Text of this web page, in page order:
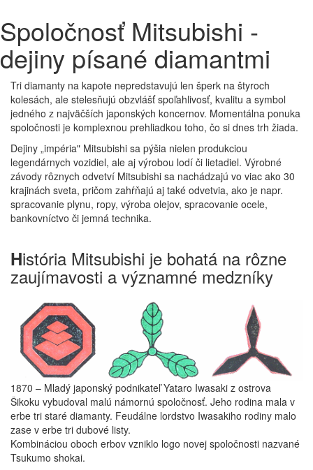
Spoločnosť Mitsubishi -
dejiny písané diamantmi
Tri diamanty na kapote nepredstavujú len šperk na štyroch
kolesách, ale stelesňujú obzvlášť spoľahlivosť, kvalitu a symbol
jedného z najväčších japonských koncernov. Momentálna ponuka
spoločnosti je komplexnou prehliadkou toho, čo si dnes trh žiada.
Dejiny „impéria" Mitsubishi sa pýšia nielen produkciou
legendárnych vozidiel, ale aj výrobou lodí či lietadiel. Výrobné
závody rôznych odvetví Mitsubishi sa nachádzajú vo viac ako 30
krajinách sveta, pričom zahŕňajú aj také odvetvia, ako je napr.
spracovanie plynu, ropy, výroba olejov, spracovanie ocele,
bankovníctvo či jemná technika.
História Mitsubishi je bohatá na rôzne
zaujímavosti a významné medzníky
1870 – Mladý japonský podnikateľ Yataro Iwasaki z ostrova
Šikoku vybudoval malú námornú spoločnosť. Jeho rodina mala v
erbe tri staré diamanty. Feudálne lordstvo Iwasakiho rodiny malo
zase v erbe tri dubové listy.
Kombináciou oboch erbov vzniklo logo novej spoločnosti nazvané
Tsukumo shokai.